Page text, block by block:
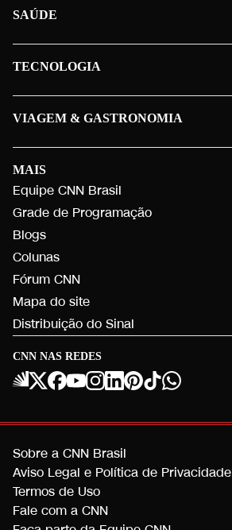
CNN NAS REDES
MAIS
Equipe CNN Brasil
Grade de Programação
Blogs
Colunas
Fórum CNN
Mapa do site
Distribuição do Sinal
SAÚDE
TECNOLOGIA
VIAGEM & GASTRONOMIA
Sobre a CNN Brasil
Aviso Legal e Política de Privacidade
Termos de Uso
Fale com a CNN